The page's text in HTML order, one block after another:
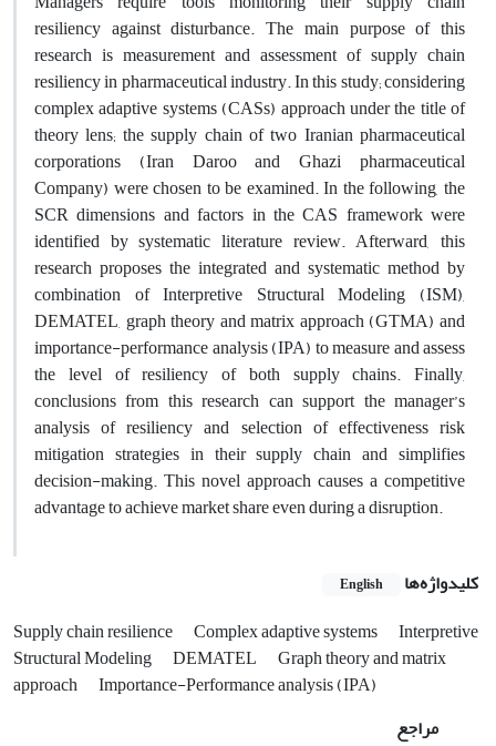
resiliency against disturbance. The main purpose of this
research is measurement and assessment of supply chain
resiliency in pharmaceutical industry. In this study; considering
complex adaptive systems (CASs) approach under the title of
theory lens; the supply chain of two Iranian pharmaceutical
corporations (Iran Daroo and Ghazi pharmaceutical
Company) were chosen to be examined. In the following, the
SCR dimensions and factors in the CAS framework were
identified by systematic literature review. Afterward, this
research proposes the integrated and systematic method by
combination of Interpretive Structural Modeling (ISM),
DEMATEL, graph theory and matrix approach (GTMA) and
importance-performance analysis (IPA) to measure and assess
the level of resiliency of both supply chains. Finally,
conclusions from this research can support the manager’s
analysis of resiliency and selection of effectiveness risk
mitigation strategies in their supply chain and simplifies
decision-making. This novel approach causes a competitive
advantage to achieve market share even during a disruption.
کلیدواژه‌ها English
Supply chain resilience Complex adaptive systems
Interpretive
Structural Modeling
DEMATEL
Graph theory and matrix
approach
Importance-Performance analysis (IPA)
مراجع